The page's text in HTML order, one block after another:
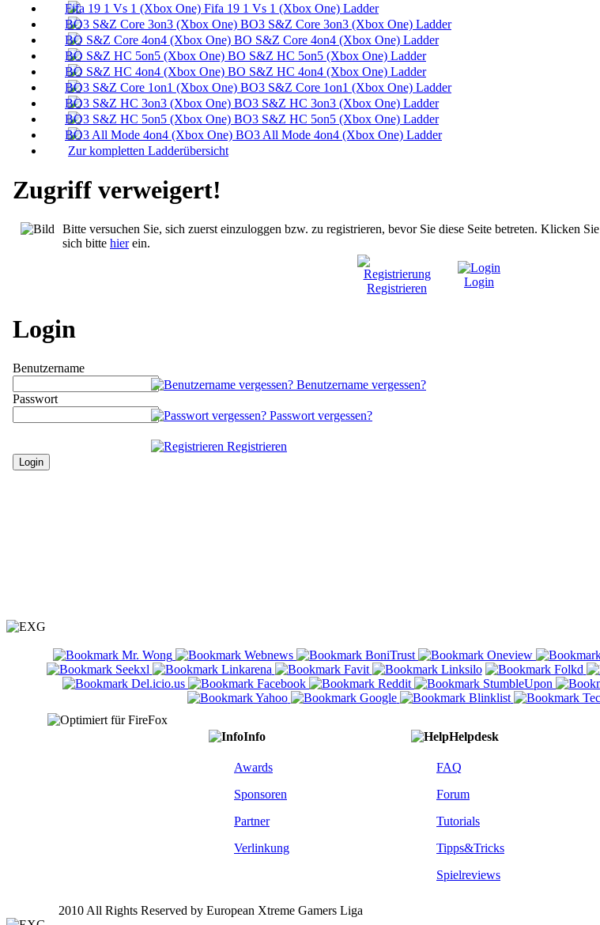
Fifa 19 1 Vs 1 (Xbox One) Ladder
BO3 S&Z Core 3on3 (Xbox One) Ladder
BO S&Z Core 4on4 (Xbox One) Ladder
BO S&Z HC 5on5 (Xbox One) Ladder
BO S&Z HC 4on4 (Xbox One) Ladder
BO3 S&Z Core 1on1 (Xbox One) Ladder
BO3 S&Z HC 3on3 (Xbox One) Ladder
BO3 S&Z HC 5on5 (Xbox One) Ladder
BO3 All Mode 4on4 (Xbox One) Ladder
Zur kompletten Ladderübersicht
Zugriff verweigert!
Bitte versuchen Sie, sich zuerst einzuloggen bzw. zu registrieren, bevor Sie diese Seite betreten. Klicken Sie
sich bitte hierein.
Registrieren Login
Login
Benutzername
Benutzername vergessen?
Passwort
Passwort vergessen?
Registrieren
Info
Awards
Sponsoren
Partner
Verlinkung
Helpdesk
FAQ
Forum
Tutorials
Tipps&Tricks
Spielreviews
2010 All Rights Reserved by European Xtreme Gamers Liga